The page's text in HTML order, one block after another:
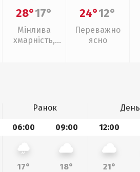
28°17°
Мінлива
хмарність,
24°12°
Переважно
ясно
Ранок День
06:00 09:00 12:00
17° 18° 21°